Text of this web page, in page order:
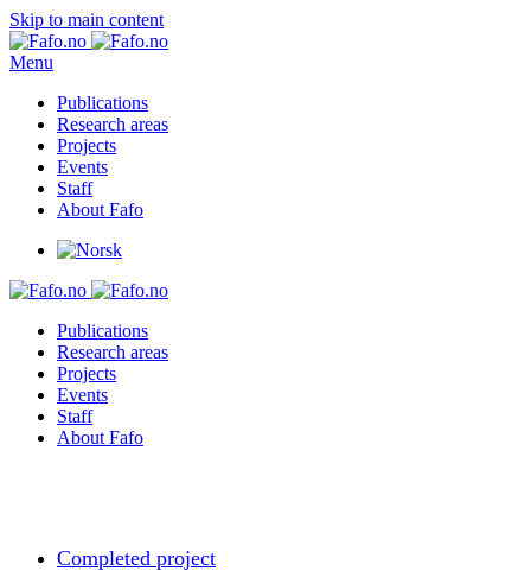
Skip to main content
Menu
Publications
Research areas
Projects
Events
Staff
About Fafo
Publications
Research areas
Projects
Events
Staff
About Fafo
Completed project